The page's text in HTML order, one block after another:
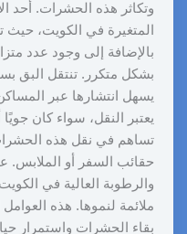
وتكاثر هذه الحشرات. أحد
المتغيرة في الكويت، حيث
بالإضافة إلى وجود عدد
بشكل متكرر. تنتقل البق
يسهل انتشارها عبر
يعتبر النقل، سواء كان جويًا
تساهم في نقل هذه
حقائب السفر أو الملابس.
والرطوبة العالية في
ملائمة لنموها. هذه
بقاء الحشرات واستمرار